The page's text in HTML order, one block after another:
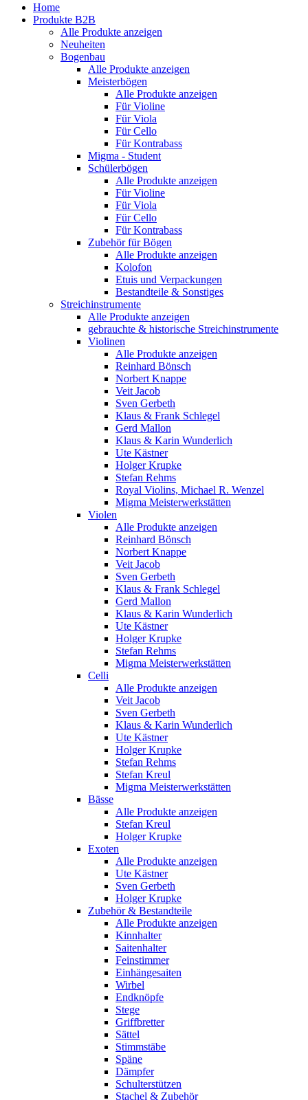
Home
Produkte B2B
Alle Produkte anzeigen
Neuheiten
Bogenbau
Alle Produkte anzeigen
Meisterbögen
Alle Produkte anzeigen
Für Violine
Für Viola
Für Cello
Für Kontrabass
Migma - Student
Schülerbögen
Alle Produkte anzeigen
Für Violine
Für Viola
Für Cello
Für Kontrabass
Zubehör für Bögen
Alle Produkte anzeigen
Kolofon
Etuis und Verpackungen
Bestandteile & Sonstiges
Streichinstrumente
Alle Produkte anzeigen
gebrauchte & historische Streichinstrumente
Violinen
Alle Produkte anzeigen
Reinhard Bönsch
Norbert Knappe
Veit Jacob
Sven Gerbeth
Klaus & Frank Schlegel
Gerd Mallon
Klaus & Karin Wunderlich
Ute Kästner
Holger Krupke
Stefan Rehms
Royal Violins, Michael R. Wenzel
Migma Meisterwerkstätten
Violen
Alle Produkte anzeigen
Reinhard Bönsch
Norbert Knappe
Veit Jacob
Sven Gerbeth
Klaus & Frank Schlegel
Gerd Mallon
Klaus & Karin Wunderlich
Ute Kästner
Holger Krupke
Stefan Rehms
Migma Meisterwerkstätten
Celli
Alle Produkte anzeigen
Veit Jacob
Sven Gerbeth
Klaus & Karin Wunderlich
Ute Kästner
Holger Krupke
Stefan Rehms
Stefan Kreul
Migma Meisterwerkstätten
Bässe
Alle Produkte anzeigen
Stefan Kreul
Holger Krupke
Exoten
Alle Produkte anzeigen
Ute Kästner
Sven Gerbeth
Holger Krupke
Zubehör & Bestandteile
Alle Produkte anzeigen
Kinnhalter
Saitenhalter
Feinstimmer
Einhängesaiten
Wirbel
Endknöpfe
Stege
Griffbretter
Sättel
Stimmstäbe
Späne
Dämpfer
Schulterstützen
Stachel & Zubehör